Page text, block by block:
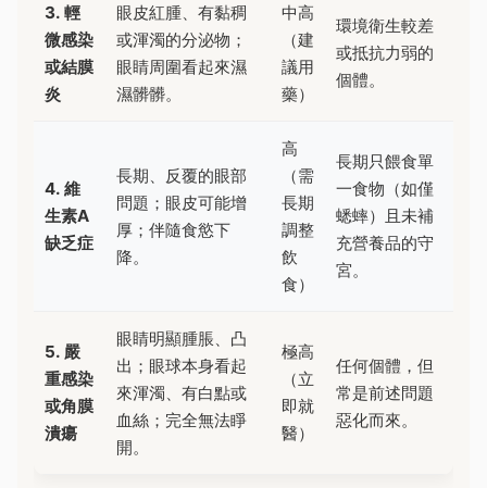
3. 輕
微感染
或結膜
炎
眼皮紅腫、有黏稠
或渾濁的分泌物；
眼睛周圍看起來濕
濕髒髒。
中高
（建
議用
藥）
環境衛生較差
或抵抗力弱的
個體。
4. 維
生素A
缺乏症
長期、反覆的眼部
問題；眼皮可能增
厚；伴隨食慾下
降。
高
（需
長期
調整
飲
食）
長期只餵食單
一食物（如僅
蟋蟀）且未補
充營養品的守
宮。
5. 嚴
重感染
或角膜
潰瘍
眼睛明顯腫脹、凸
出；眼球本身看起
來渾濁、有白點或
血絲；完全無法睜
開。
極高
（立
即就
醫）
任何個體，但
常是前述問題
惡化而來。